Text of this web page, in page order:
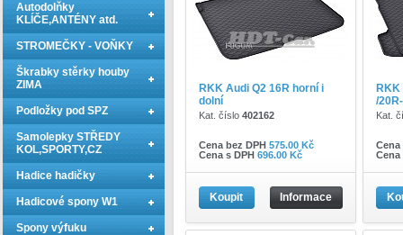
RKK Audi Q2 16R horní i
dolní
Kat. číslo 402162
Cena bez DPH 575.00 Kč
Cena s DPH 696.00 Kč
Koupit Informace
RKK
/20R-
Kat.
Autodolňky
KLÍČE,ANTÉNY atd.
STROMEČKY - VOŇKY
Škrabky stěrky houby
ZIMA
Podložky pod SPZ
Samolepky STŘEDY
KOL,SPORTY,CZ
Hadice hadičky
Hadicové spony W1
Spony výfuku